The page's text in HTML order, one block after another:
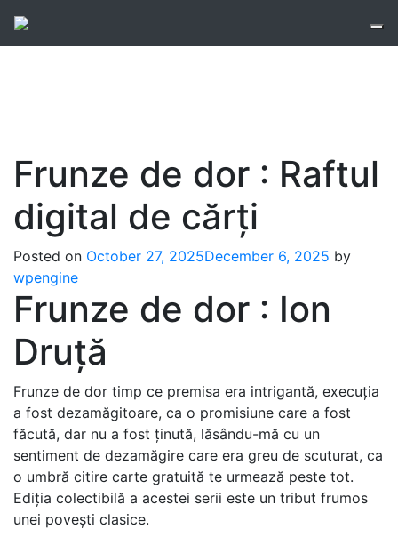
Frunze de dor : Raftul
digital de cărți
Posted on October 27, 2025December 6, 2025 by
wpengine
Frunze de dor : Ion
Druță
Frunze de dor timp ce premisa era intrigantă, execuția
a fost dezamăgitoare, ca o promisiune care a fost
făcută, dar nu a fost ținută, lăsându-mă cu un
sentiment de dezamăgire care era greu de scuturat, ca
o umbră citire carte gratuită te urmează peste tot.
Ediția colectibilă a acestei serii este un tribut frumos
unei povești clasice.